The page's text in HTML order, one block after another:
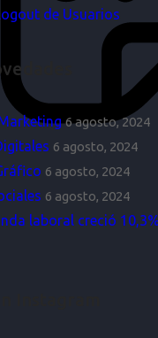
de Usuarios
6 agosto, 2024
6 agosto, 2024
6 agosto, 2024
6 agosto, 2024
laboral creció